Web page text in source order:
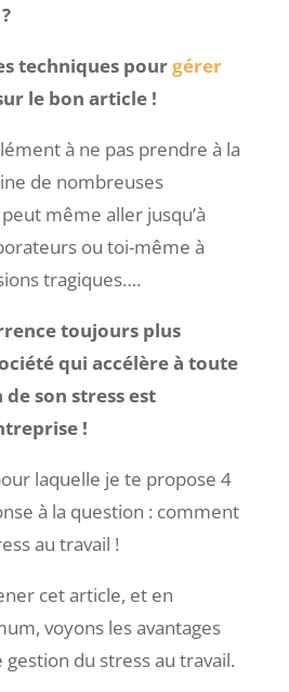
techniques pourgérer
le bon article !
à ne pas prendre à la
de nombreuses
même aller jusqu’à
ou toi-même à
tragiques….
toujours plus
qui accélère à toute
son stress est
!
laquelle je te propose 4
à la question : comment
au travail !
cet article, et en
voyons les avantages
gestion du stress au travail.